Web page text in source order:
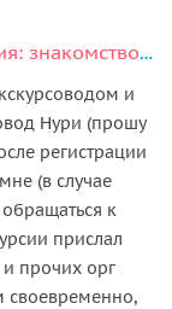
Собор величия и мудрости Айя София: знакомство за один час
и
Нури (прошу
регистрации
(в случае
к
прислал
прочих орг
своевременно,